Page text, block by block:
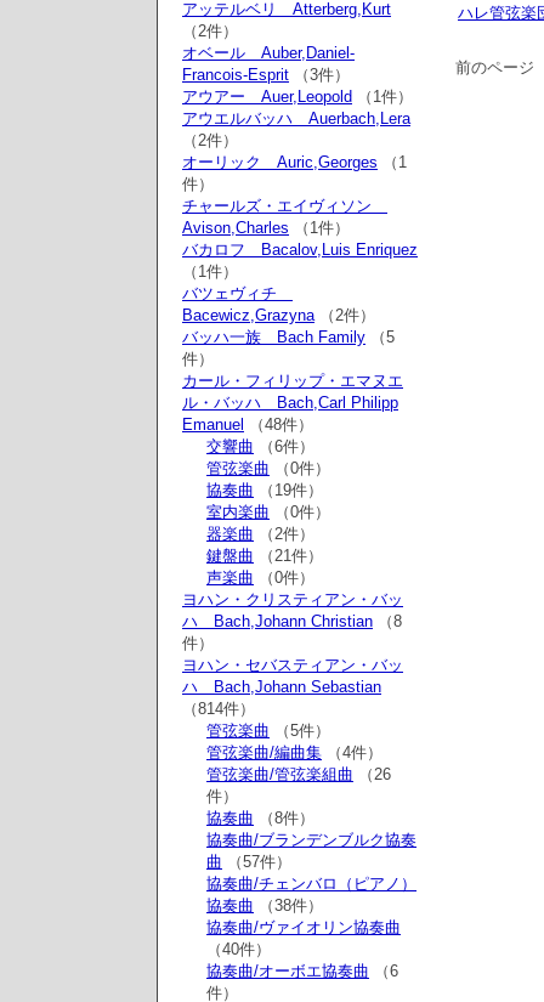
ハレ管弦楽
前のページ
アッテルベリ Atterberg,Kurt
（2件）
オベール Auber,Daniel-
Francois-Esprit （3件）
アウアー Auer,Leopold （1件）
アウエルバッハ Auerbach,Lera
（2件）
オーリック Auric,Georges （1
件）
チャールズ・エイヴィソン
Avison,Charles （1件）
バカロフ Bacalov,Luis Enriquez
（1件）
バツェヴィチ
Bacewicz,Grazyna（2件）
バッハ一族 Bach Family （5
件）
カール・フィリップ・エマヌエ
ル・バッハ Bach,Carl Philipp
Emanuel
（48件）
交響曲 （6件）
管弦楽曲 （0件）
協奏曲 （19件）
室内楽曲 （0件）
器楽曲 （2件）
鍵盤曲 （21件）
声楽曲 （0件）
ヨハン・クリスティアン・バッ
ハ Bach,Johann Christian （8
件）
ヨハン・セバスティアン・バッ
ハ Bach,Johann Sebastian
（814件）
管弦楽曲 （5件）
管弦楽曲/編曲集 （4件）
管弦楽曲/管弦楽組曲 （26
件）
協奏曲 （8件）
協奏曲/ブランデンブルク協奏
曲 （57件）
協奏曲/チェンバロ（ピアノ）
協奏曲 （38件）
協奏曲/ヴァイオリン協奏曲
（40件）
協奏曲/オーボエ協奏曲 （6
件）